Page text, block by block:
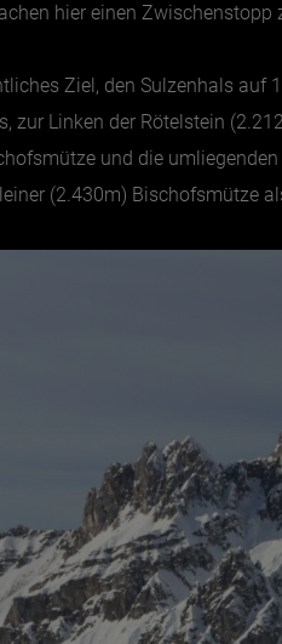
hier einen Zwischenstopp
Ziel, den Sulzenhals auf
Linken der Rötelstein
und die
(2.430m) Bischofsmütze